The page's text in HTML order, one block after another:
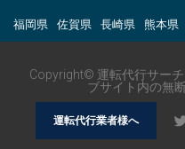
福岡県 佐賀県 長崎県 熊本県
Copyright© 運転代行サー
ブサイト内の無
運転代行業者様へ